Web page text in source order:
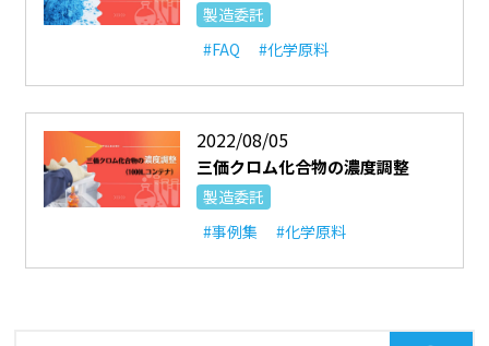
製造委託
#FAQ
#化学原料
2022/08/05
三価クロム化合物の濃度調整
製造委託
#事例集
#化学原料